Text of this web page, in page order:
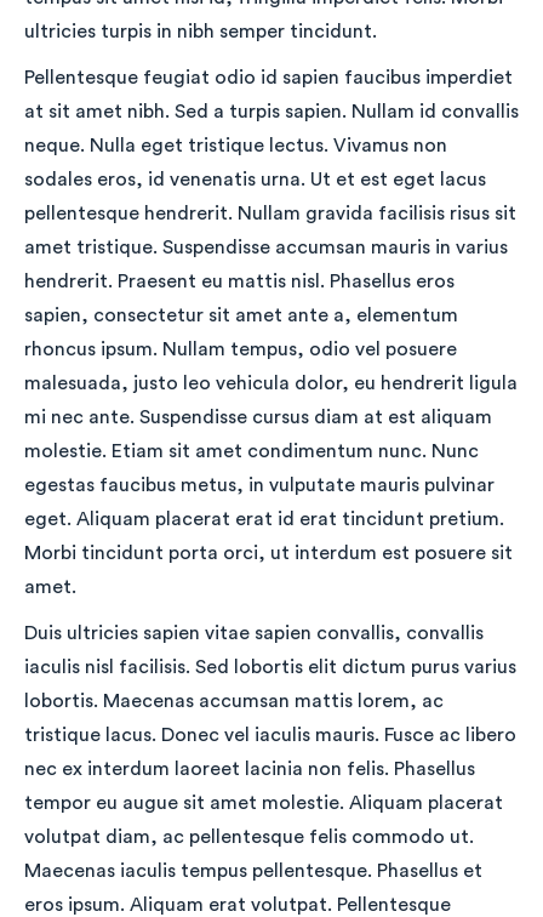
ultricies turpis in nibh semper tincidunt.
Pellentesque feugiat odio id sapien faucibus imperdiet
at sit amet nibh. Sed a turpis sapien. Nullam id convallis
neque. Nulla eget tristique lectus. Vivamus non
sodales eros, id venenatis urna. Ut et est eget lacus
pellentesque hendrerit. Nullam gravida facilisis risus sit
amet tristique. Suspendisse accumsan mauris in varius
hendrerit. Praesent eu mattis nisl. Phasellus eros
sapien, consectetur sit amet ante a, elementum
rhoncus ipsum. Nullam tempus, odio vel posuere
malesuada, justo leo vehicula dolor, eu hendrerit ligula
mi nec ante. Suspendisse cursus diam at est aliquam
molestie. Etiam sit amet condimentum nunc. Nunc
egestas faucibus metus, in vulputate mauris pulvinar
eget. Aliquam placerat erat id erat tincidunt pretium.
Morbi tincidunt porta orci, ut interdum est posuere sit
amet.
Duis ultricies sapien vitae sapien convallis, convallis
iaculis nisl facilisis. Sed lobortis elit dictum purus varius
lobortis. Maecenas accumsan mattis lorem, ac
tristique lacus. Donec vel iaculis mauris. Fusce ac libero
nec ex interdum laoreet lacinia non felis. Phasellus
tempor eu augue sit amet molestie. Aliquam placerat
volutpat diam, ac pellentesque felis commodo ut.
Maecenas iaculis tempus pellentesque. Phasellus et
eros ipsum. Aliquam erat volutpat. Pellentesque